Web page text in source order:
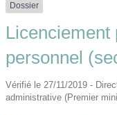
Dossier
Licenciement
personnel
Vérifié le 27/11/2019 -
administrative (Premier